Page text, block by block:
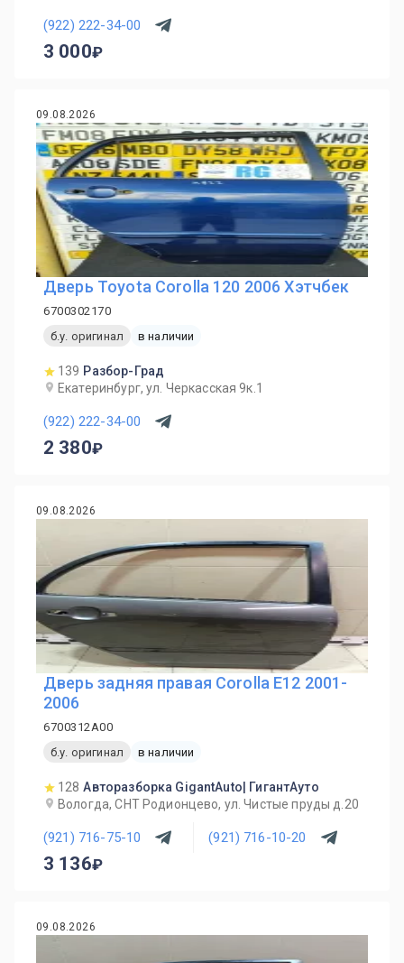
(922) 222-34-00
3 000
09.08.2026
Дверь Toyota Corolla 120 2006 Хэтчбек
6700302170
б.у. оригинал
в наличии
139 Разбор-Град
Екатеринбург, ул. Черкасская 9к.1
(922) 222-34-00
2 380
09.08.2026
Дверь задняя правая Corolla E12 2001-
2006
6700312A00
б.у. оригинал
в наличии
128 Авторазборка GigantAuto| ГигантАуто
Вологда, СНТ Родионцево, ул. Чистые пруды д.20
(921) 716-75-10 (921) 716-10-20
3 136
09.08.2026